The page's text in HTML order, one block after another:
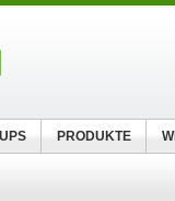
PRODUKTE